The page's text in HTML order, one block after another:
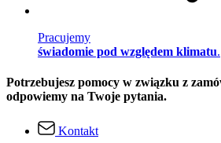
Pracujemy
świadomie pod względem klimatu.
Potrzebujesz pomocy w związku z
odpowiemy na Twoje pytania.
Kontakt